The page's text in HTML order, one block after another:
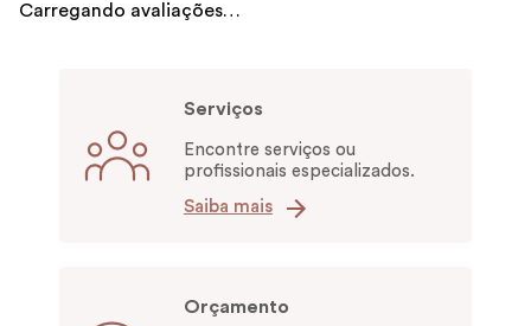
Carregando avaliações…
Serviços
Encontre serviços ou
profissionais especializados.
Saiba mais
Orçamento